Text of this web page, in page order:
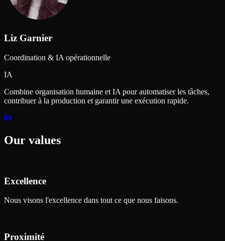
Liz Garnier
Coordination & IA opérationnelle
IA
Combine organisation humaine et IA pour automatiser les tâches,
contribuer à la production et garantir une exécution rapide.
Our values
Excellence
Nous visons l'excellence dans tout ce que nous faisons.
Proximité